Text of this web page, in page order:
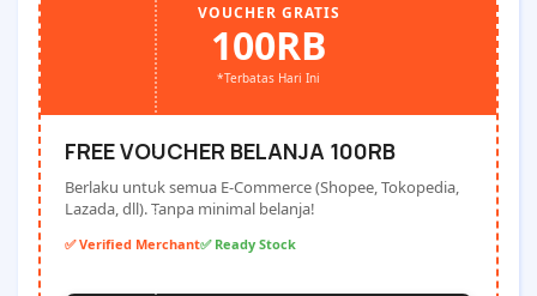
VOUCHER GRATIS
100RB
*Terbatas Hari Ini
FREE VOUCHER BELANJA 100RB
Berlaku untuk semua E-Commerce (Shopee, Tokopedia,
Lazada, dll). Tanpa minimal belanja!
✅ Verified Merchant✅ Ready Stock